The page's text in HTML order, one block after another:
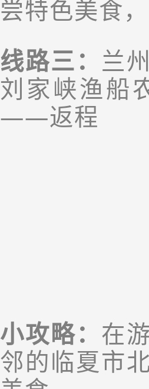
尝特色美食
线路三： 兰
刘家峡渔船
——返程
小攻略： 在
邻的临夏市